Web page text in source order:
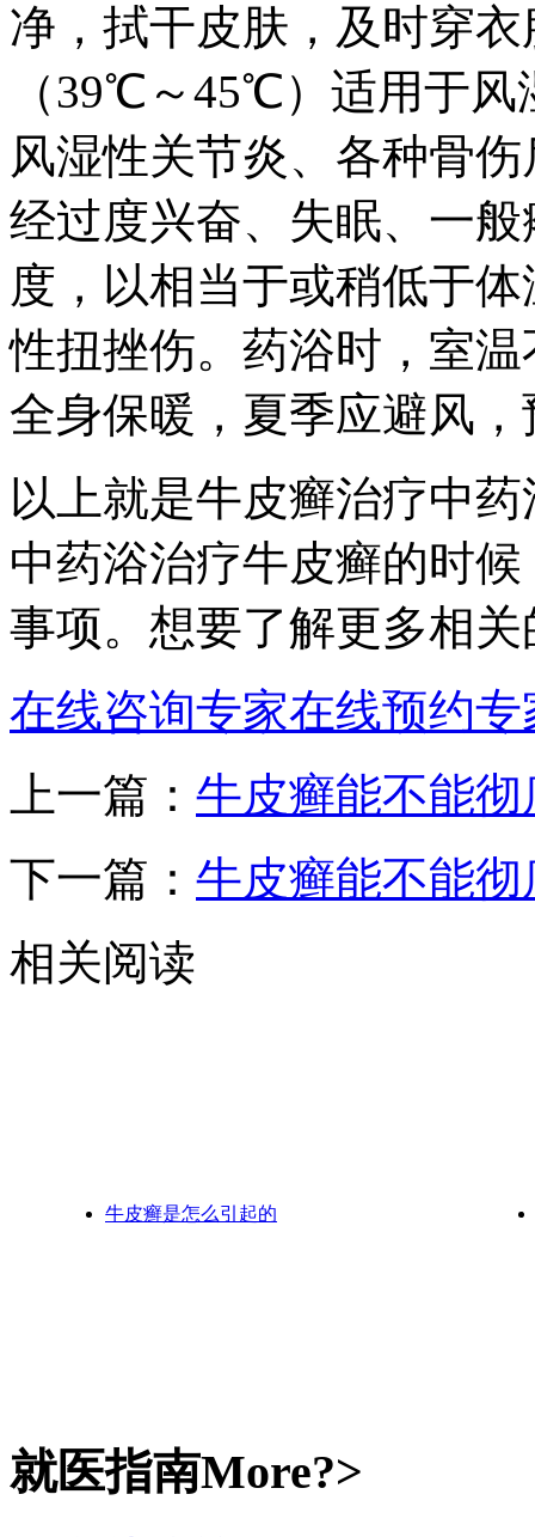
净，拭干皮肤，及时穿
（39℃～45℃）适用于
风湿性关节炎、各种骨
经过度兴奋、失眠、一
度，以相当于或稍低于
性扭挫伤。药浴时，室
全身保暖，夏季应避风
以上就是牛皮癣治疗中
中药浴治疗牛皮癣的时
事项。想要了解更多相
在线咨询专家在线预约专
上一篇： 牛皮癣能不能
下一篇： 牛皮癣能不能
相关阅读
牛皮癣是怎么引起的
就医指南More?>